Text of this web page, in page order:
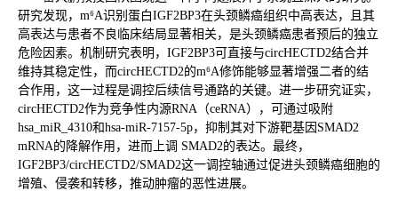
研究发现，m⁶A识别蛋白IGF2BP3在头颈鳞癌组织中高表达，且其
高表达与患者不良临床结局显著相关，是头颈鳞癌患者预后的独立
危险因素。机制研究表明，IGF2BP3可直接与circHECTD2结合并
维持其稳定性，而circHECTD2的m⁶A修饰能够显著增强二者的结
合作用，这一过程是调控后续信号通路的关键。进一步研究证实，
circHECTD2作为竞争性内源RNA（ceRNA），可通过吸附
hsa_miR_4310和hsa-miR-7157-5p，抑制其对下游靶基因SMAD2
mRNA的降解作用，进而上调 SMAD2的表达。最终，
IGF2BP3/circHECTD2/SMAD2这一调控轴通过促进头颈鳞癌细胞的
增殖、侵袭和转移，推动肿瘤的恶性进展。